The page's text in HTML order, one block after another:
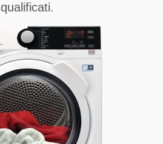
qualificati.